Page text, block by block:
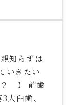
知らずは
いきたい
？ 】 前歯
大臼歯、